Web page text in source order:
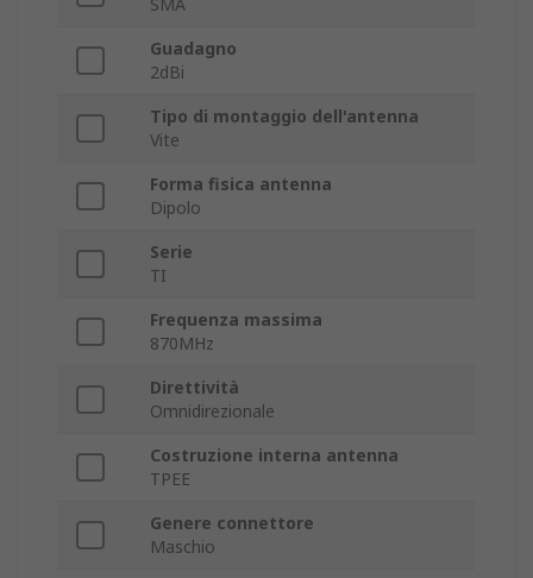
SMA
Guadagno
2dBi
Tipo di montaggio dell'antenna
Vite
Forma fisica antenna
Dipolo
Serie
TI
Frequenza massima
870MHz
Direttività
Omnidirezionale
Costruzione interna antenna
TPEE
Genere connettore
Maschio